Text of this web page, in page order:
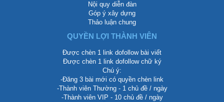
Nội quy diễn đàn
Góp ý xây dựng
Thảo luận chung
QUYỀN LỢI THÀNH VIÊN
Được chèn 1 link dofollow bài viết
Được chèn 1 link dofollow chữ ký
Chú ý:
-Đăng 3 bài mới có quyền chèn link
-Thành viên Thường - 1 chủ đề / ngày
-Thành viên VIP - 10 chủ đề / ngày